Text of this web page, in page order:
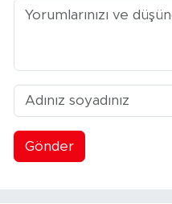
Gönder